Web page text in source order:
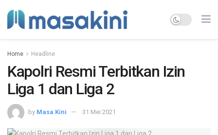
Home Headline
Kapolri Resmi Terbitkan Izin
Liga 1 dan Liga 2
by Masa Kini 31 Mei 2021